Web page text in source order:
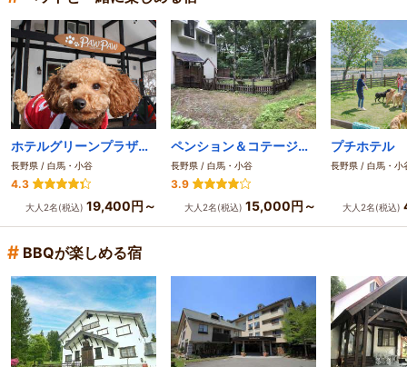
ホテルグリーンプラザ白馬
長野県 / 白馬・小谷
4.3
大人2名(税込) 19,400円～
ペンション＆コテージ 植物誌
長野県 / 白馬・小谷
3.9
大人2名(税込) 15,000円～
長野県 / 白馬・小
大人2名(税込)
# BBQが楽しめる宿